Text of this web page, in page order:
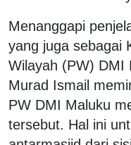
Menanggapi
yang juga sebagai
Wilayah (PW) DMI
Murad Ismail
PW DMI Maluku
tersebut. Hal ini